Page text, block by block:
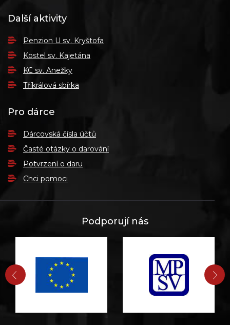
Další aktivity
Penzion U sv. Kryštofa
Kostel sv. Kajetána
KC sv. Anežky
Tříkrálová sbírka
Pro dárce
Dárcovská čísla účtů
Časté otázky o darování
Potvrzení o daru
Chci pomoci
Podporují nás
PŘEDCHOZÍ